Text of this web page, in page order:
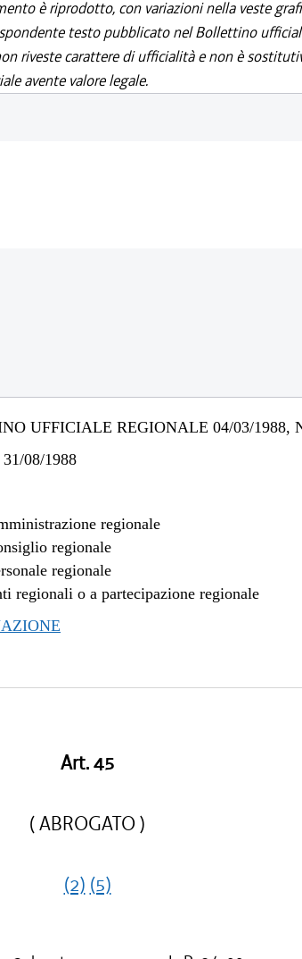
è riprodotto, con variazioni nella veste
testo pubblicato nel Bollettino
riveste carattere di ufficialità e non è
avente valore legale.
UFFICIALE REGIONALE 04/03/1988,
31/08/1988
regionale
regionale
regionale
regionali o a partecipazione regionale
Art. 45
( ABROGATO )
(2) (5)